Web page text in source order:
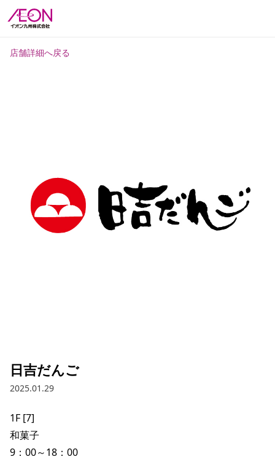
店舗詳細へ戻る
日吉だんご
2025.01.29
1F [7]
和菓子